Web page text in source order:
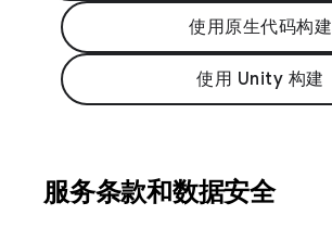
使用原生代码构建
使用 Unity 构建
服务条款和数据安全